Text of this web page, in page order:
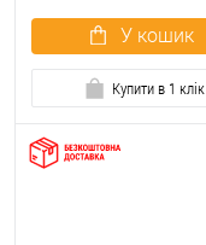
У кошик
Купити в 1 клік